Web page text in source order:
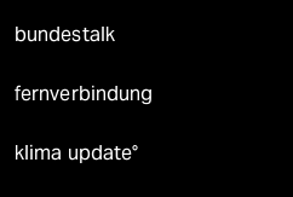
bundestalk
fernverbindung
klima update°